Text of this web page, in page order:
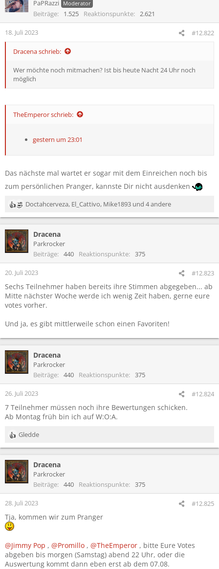
t
i
n
e
PaPRazzi Moderator
Beiträge 1.525 Reaktionspunkte 2.621
18. Juli 2023 #12.822
Dracena schrieb:
Wer möchte noch mitmachen? Ist bis heute Nacht 24 Uhr noch
möglich
TheEmperor schrieb:
gestern um 23:01
Das nächste mal wartet er sogar mit dem Einreichen noch bis
zum persönlichen Pranger, kannste Dir nicht ausdenken
R
e
k
t
i
n
e
n
:
Doctahcerveza, El_Cattivo, Mike1893 und 4 andere
Dracena
Parkrocker
Beiträge
440 Reaktionspunkte 375
20. Juli 2023 #12.823
Sechs Teilnehmer haben bereits ihre Stimmen abgegeben... ab
Mitte nächster Woche werde ich wenig Zeit haben, gerne eure
votes vorher.
Und ja, es gibt mittlerweile schon einen Favoriten!
Dracena
Parkrocker
Beiträge
440 Reaktionspunkte 375
26. Juli 2023 #12.824
7 Teilnehmer müssen noch ihre Bewertungen schicken.
Ab Montag früh bin ich auf W:O:A.
R
e
k
t
i
n
e
n
:
Gledde
Dracena
Parkrocker
Beiträge
440 Reaktionspunkte 375
28. Juli 2023 #12.825
Tja, kommen wir zum Pranger
@Jimmy Pop , @Promillo , @TheEmperor , bitte Eure Votes
abgeben bis morgen (Samstag) abend 22 Uhr, oder die
Auswertung kommt dann eben erst ab dem 07.08.